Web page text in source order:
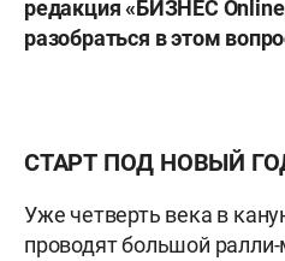
редакция «БИЗНЕС O
разобраться в этом
СТАРТ ПОД НОВЫЙ
Уже четверть века в
проводят большой